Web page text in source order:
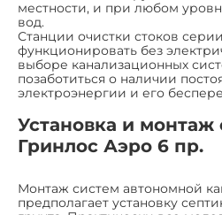
местности, и при любом
вод.
Станции очистки стоков
функционировать без
выборе канализационных
позаботиться о наличии
электроэнергии и его
Установка и монтаж
Гринлос Аэро 6 пр.
Монтаж систем автономной
предполагает установку